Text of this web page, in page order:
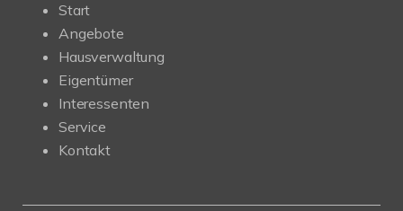
Start
Angebote
Hausverwaltung
Eigentümer
Interessenten
Service
Kontakt